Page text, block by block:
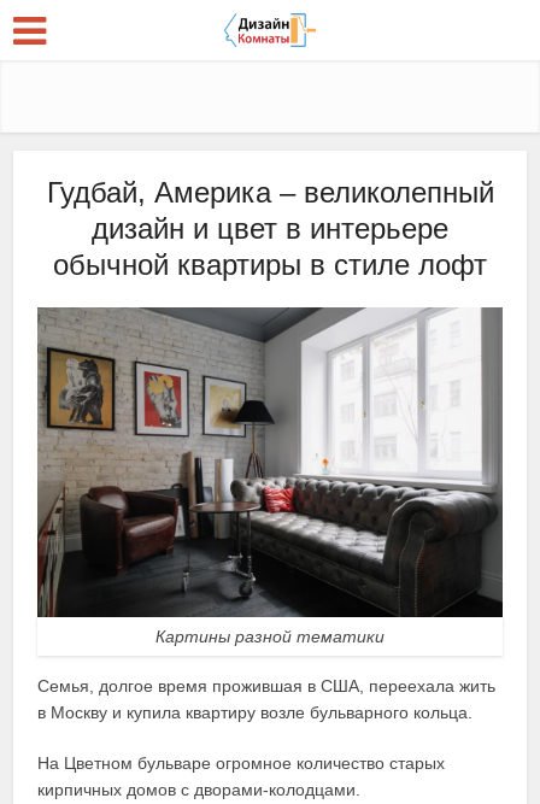
Гудбай, Америка – великолепный
дизайн и цвет в интерьере
обычной квартиры в стиле лофт
Картины разной тематики
Семья, долгое время прожившая в США, переехала жить
в Москву и купила квартиру возле бульварного кольца.
На Цветном бульваре огромное количество старых
кирпичных домов с дворами-колодцами.